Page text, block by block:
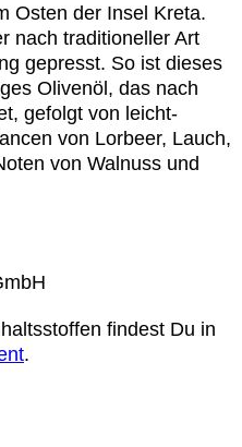
Osten der Insel Kreta.
nach traditioneller Art
gepresst. So ist dieses
Olivenöl, das nach
gefolgt von leicht-
von Lorbeer, Lauch,
von Walnuss und
findest Du in
.